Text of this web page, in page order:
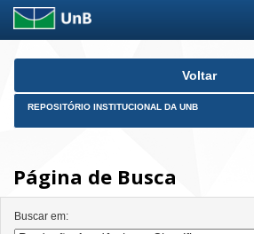
Skip
Voltar
REPOSITÓRIO INSTITUCIONAL DA UNB
Página de Busca
Buscar em: